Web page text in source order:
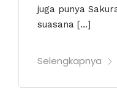
juga punya
suasana […]
Selengkapnya